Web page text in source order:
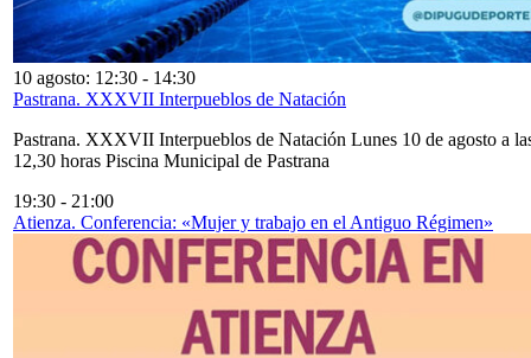
10 agosto: 12:30 - 14:30
Pastrana. XXXVII Interpueblos de Natación
Pastrana. XXXVII Interpueblos de Natación Lunes 10 de agosto a
12,30 horas Piscina Municipal de Pastrana
19:30 - 21:00
Atienza. Conferencia: «Mujer y trabajo en el Antiguo Régimen»